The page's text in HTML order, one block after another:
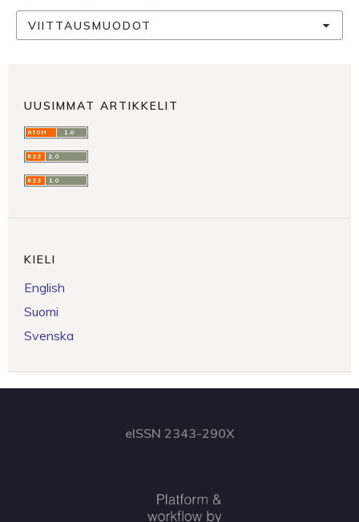
VIITTAUSMUODOT
UUSIMMAT ARTIKKELIT
KIELI
English
Suomi
Svenska
eISSN 2343-290X